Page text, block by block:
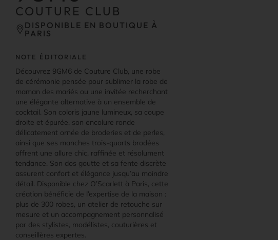
COUTURE CLUB
DISPONIBLE EN BOUTIQUE À
PARIS
NOTE ÉDITORIALE
Découvrez 9GM6 de Couture Club, une robe
de cérémonie pensée pour sublimer la robe de
maman des mariés ou une invitée recherchant
une élégante alternative à un ensemble de
cocktail. Son coloris jaune lumineux, sa coupe
droite et épurée, son encolure ronde
délicatement ornée de broderies et de perles,
ainsi que ses manches trois-quarts brodées
offrent une allure chic, raffinée et résolument
tendance. Son dos goutte et sa fente discrète
assurent confort et élégance jusqu’au moindre
détail. Disponible chez O’Scarlett à Paris, cette
création bénéficie de l’expertise de la maison :
plus de 300 robes, un atelier de retouche sur
mesure et un accompagnement personnalisé
par des stylistes, modélistes, couturières et
conseillères expertes.